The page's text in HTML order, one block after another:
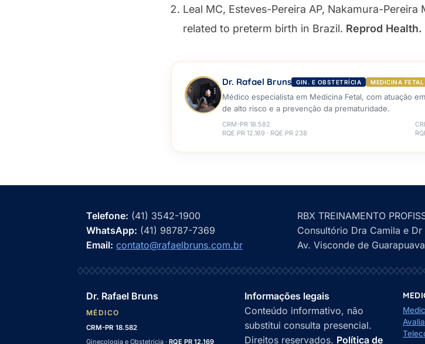
Leal MC, Esteves-Pereira AP, Nakamura-
related to preterm birth in Brazil. Reprod Health.
Dr. Rafael Bruns GIN. E OBSTETRÍCIA MEDICINA FETAL
Médico especialista em Medicina Fetal, com atuação
de alto risco e a prevenção da prematuridade.
CRM-PR 18.582
RQE PR 12.169 · RQE PR 238
Telefone: (41) 3542-1900
WhatsApp: (41) 98787-7369
Email: contato@rafaelbruns.com.br
RBX TREINAMENTO
Consultório Dra Camila e
Av. Visconde de
Dr. Rafael Bruns
MÉDICO
CRM-PR 18.582
Ginecologia e Obstetrícia · RQE PR 12.169
Informações legais
Conteúdo informativo, não
substitui consulta presencial.
Direitos reservados. Política de